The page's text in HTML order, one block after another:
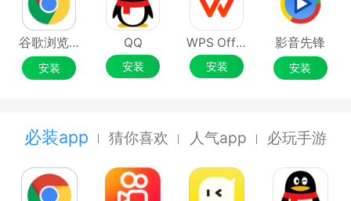
谷歌浏览器Google Chrome
安装
QQ
安装
WPS Office
安装
影音先锋
安装
必装app 猜你喜欢 人气app 必玩手游